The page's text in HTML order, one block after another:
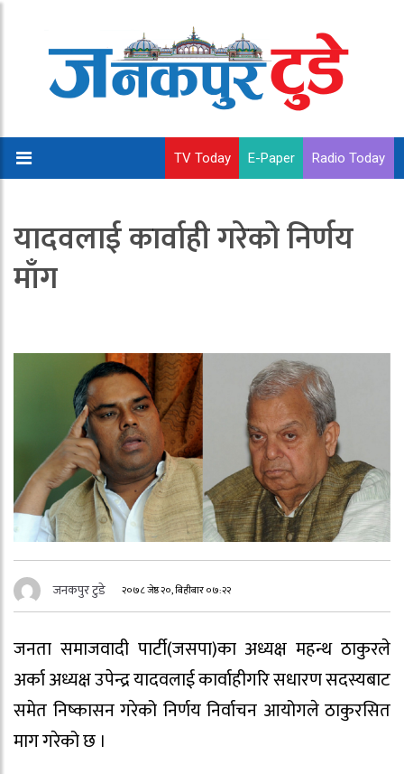
TV Today E-Paper Radio Today
यादवलाई कार्वाही गरेको निर्णय
माँग
जनकपुर टुडे २०७८ जेष्ठ २०, बिहीबार ०७:२२
जनता समाजवादी पार्टी(जसपा)का अध्यक्ष महन्थ ठाकुरले
अर्का अध्यक्ष उपेन्द्र यादवलाई कार्वाहीगरि सधारण सदस्यबाट
समेत निष्कासन गरेको निर्णय निर्वाचन आयोगले ठाकुरसित
माग गरेको छ ।